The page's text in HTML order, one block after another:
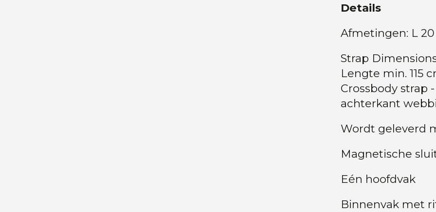
Details
Afmetingen: L 20
Strap
Lengte min. 115
Crossbody strap
achterkant
Wordt geleverd
Magnetische
Eén hoofdvak
Binnenvak met